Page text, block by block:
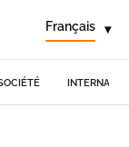
Français ▾